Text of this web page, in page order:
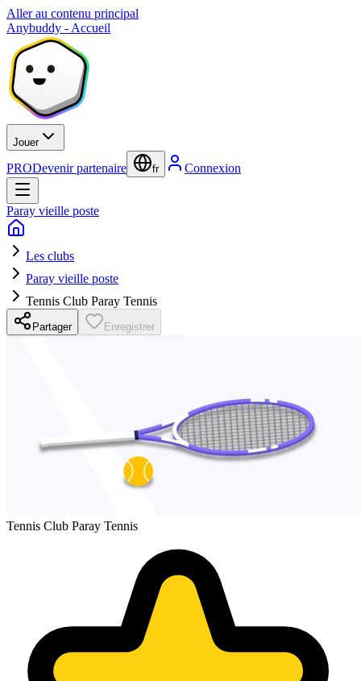
Aller au contenu principal
Anybuddy - Accueil
Jouer
PRODevenir partenaire fr Connexion
Paray vieille poste
Les clubs
Paray vieille poste
Tennis Club Paray Tennis
Partager Enregistrer
Tennis Club Paray Tennis